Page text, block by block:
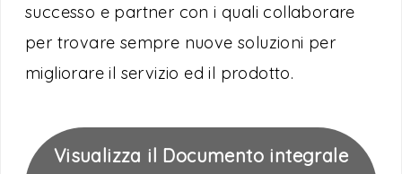
successo e partner con i quali collaborare
per trovare sempre nuove soluzioni per
migliorare il servizio ed il prodotto.
Visualizza il Documento integrale